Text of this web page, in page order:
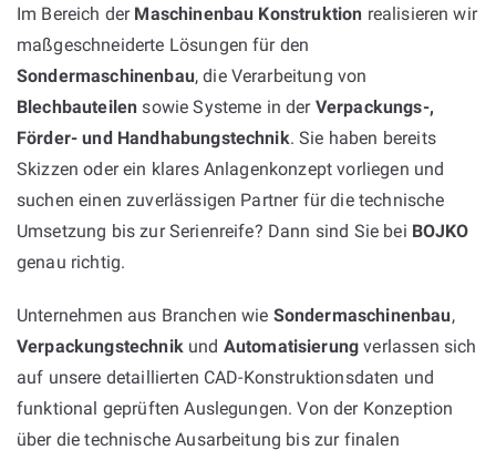
Im Bereich der Maschinenbau Konstruktion realisieren wir
maßgeschneiderte Lösungen für den
Sondermaschinenbau, die Verarbeitung von
Blechbauteilen sowie Systeme in der Verpackungs-,
Förder- und Handhabungstechnik. Sie haben bereits
Skizzen oder ein klares Anlagenkonzept vorliegen und
suchen einen zuverlässigen Partner für die technische
Umsetzung bis zur Serienreife? Dann sind Sie bei BOJKO
genau richtig.
Unternehmen aus Branchen wie Sondermaschinenbau,
Verpackungstechnikund Automatisierung verlassen sich
auf unsere detaillierten CAD-Konstruktionsdaten und
funktional geprüften Auslegungen. Von der Konzeption
über die technische Ausarbeitung bis zur finalen